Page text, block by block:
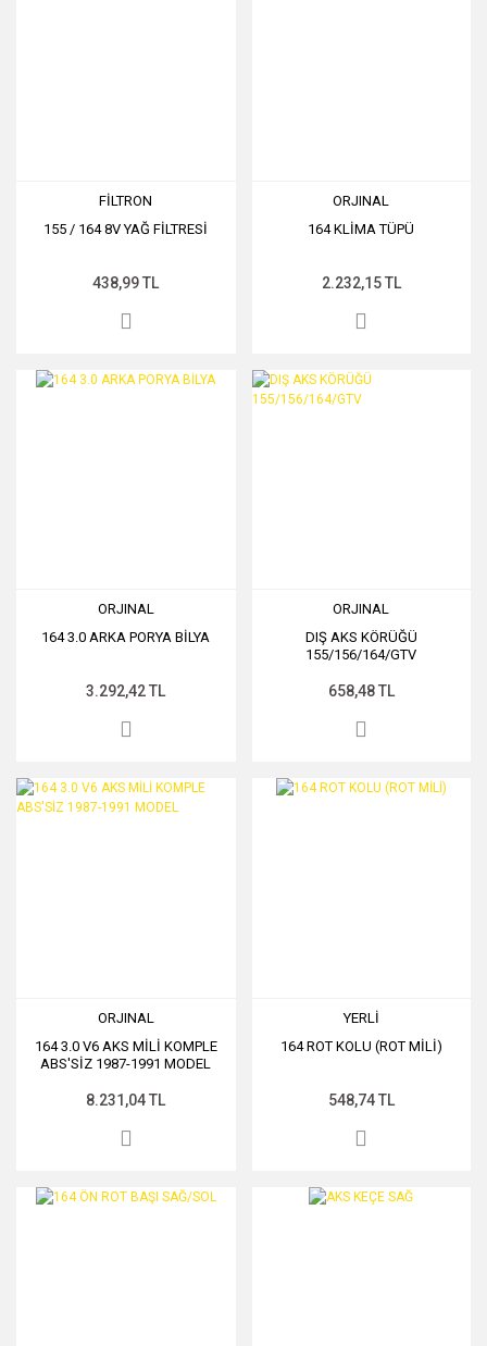
FİLTRON
155 / 164 8V YAĞ FİLTRESİ
438,99 TL
ORJINAL
164 KLİMA TÜPÜ
2.232,15 TL
ORJINAL
164 3.0 ARKA PORYA BİLYA
3.292,42 TL
ORJINAL
DIŞ AKS KÖRÜĞÜ
155/156/164/GTV
658,48 TL
ORJINAL
164 3.0 V6 AKS MİLİ KOMPLE
ABS'SİZ 1987-1991 MODEL
8.231,04 TL
YERLİ
164 ROT KOLU (ROT MİLİ)
548,74 TL